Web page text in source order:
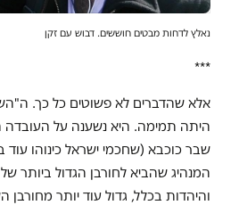
נאלץ לדחות מבטים חוששים. דבוש עם זקן
***
אלא שהדברים לא פשוטים כל כך.
היתה תמימה. היא נשענה על העובדה
שבר כוכבא (שחכמי ישראל כינוהו עוד
המנהיג שהביא לחורבן הגדול ביותר
והיהדות בכלל, גדול עוד יותר